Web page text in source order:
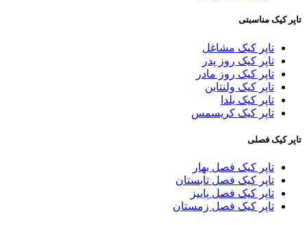
تاپر کیک مناسبتی
تاپر کیک مشاغل
تاپر کیک روز پدر
تاپر کیک روز مادر
تاپر کیک ولنتاین
تاپر کیک یلدا
تاپر کیک کریسمس
تاپر کیک فصلی
تاپر کیک فصل بهار
تاپر کیک فصل تابستان
تاپر کیک فصل پاییز
تاپر کیک فصل زمستان